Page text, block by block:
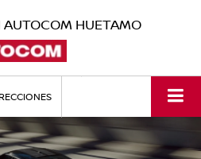
AUTOCOM HUETAMO